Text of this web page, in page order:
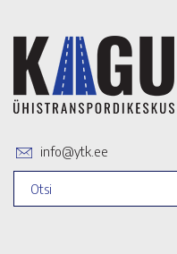
info@ytk.ee